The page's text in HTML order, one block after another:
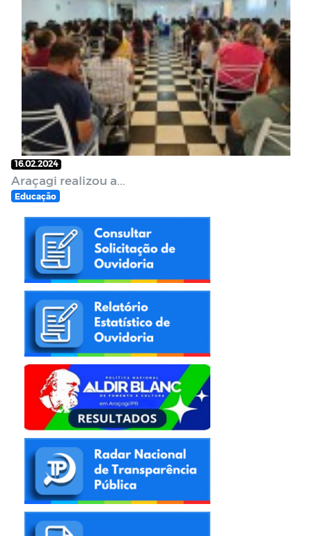
16.02.2024
Araçagi realizou a...
Educação